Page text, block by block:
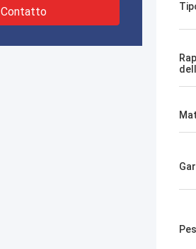
Contatto